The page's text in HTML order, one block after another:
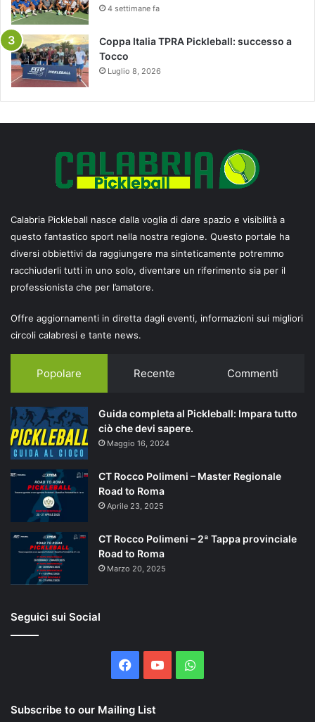
4 settimane fa
Coppa Italia TPRA Pickleball: successo a
Tocco
Luglio 8, 2026
Calabria Pickleball nasce dalla voglia di dare spazio e visibilità a
questo fantastico sport nella nostra regione. Questo portale ha
diversi obbiettivi da raggiungere ma sinteticamente potremmo
racchiuderli tutti in uno solo, diventare un riferimento sia per il
professionista che per l’amatore.
Offre aggiornamenti in diretta dagli eventi, informazioni sui migliori
circoli calabresi e tante news.
Popolare Recente Commenti
Guida completa al Pickleball: Impara tutto
ciò che devi sapere.
Maggio 16, 2024
CT Rocco Polimeni – Master Regionale
Road to Roma
Aprile 23, 2025
CT Rocco Polimeni – 2ª Tappa provinciale
Road to Roma
Marzo 20, 2025
Seguici sui Social
Facebook
You WhatsApp
Subscribe to our Mailing List